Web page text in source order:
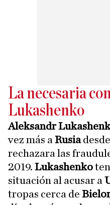
La necesaria
Lukashenko
Aleksandr
vez más a Rusia
rechazara las
2019. Lukashenko
situación al acusar a
tropas cerca de